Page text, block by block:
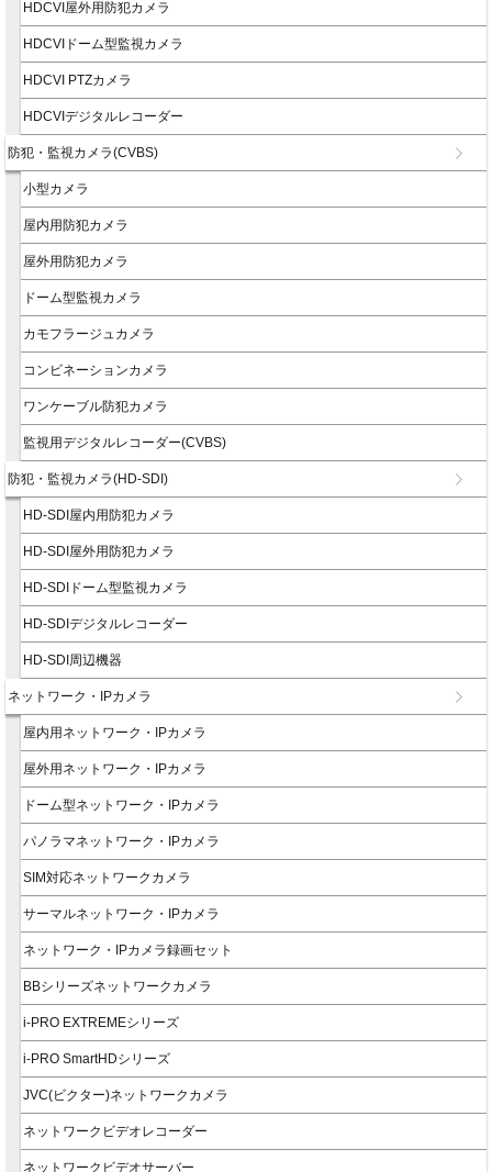
HDCVI屋外用防犯カメラ
HDCVIドーム型監視カメラ
HDCVI PTZカメラ
HDCVIデジタルレコーダー
防犯・監視カメラ(CVBS)
小型カメラ
屋内用防犯カメラ
屋外用防犯カメラ
ドーム型監視カメラ
カモフラージュカメラ
コンビネーションカメラ
ワンケーブル防犯カメラ
監視用デジタルレコーダー(CVBS)
防犯・監視カメラ(HD-SDI)
HD-SDI屋内用防犯カメラ
HD-SDI屋外用防犯カメラ
HD-SDIドーム型監視カメラ
HD-SDIデジタルレコーダー
HD-SDI周辺機器
ネットワーク・IPカメラ
屋内用ネットワーク・IPカメラ
屋外用ネットワーク・IPカメラ
ドーム型ネットワーク・IPカメラ
パノラマネットワーク・IPカメラ
SIM対応ネットワークカメラ
サーマルネットワーク・IPカメラ
ネットワーク・IPカメラ録画セット
BBシリーズネットワークカメラ
i-PRO EXTREMEシリーズ
i-PRO SmartHDシリーズ
JVC(ビクター)ネットワークカメラ
ネットワークビデオレコーダー
ネットワークビデオサーバー